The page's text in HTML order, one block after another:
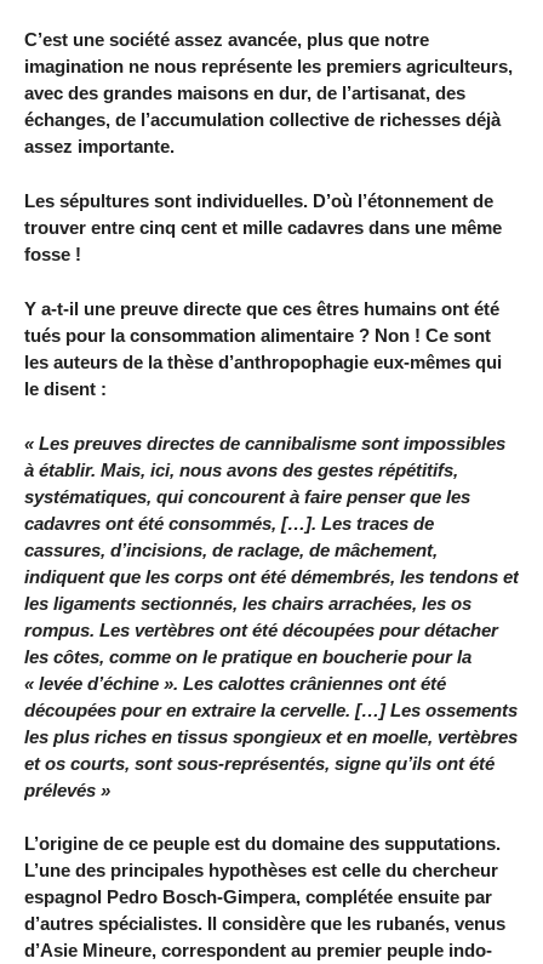
C’est une société assez avancée, plus que notre
imagination ne nous représente les premiers agriculteurs,
avec des grandes maisons en dur, de l’artisanat, des
échanges, de l’accumulation collective de richesses déjà
assez importante.
Les sépultures sont individuelles. D’où l’étonnement de
trouver entre cinq cent et mille cadavres dans une même
fosse !
Y a-t-il une preuve directe que ces êtres humains ont été
tués pour la consommation alimentaire ? Non ! Ce sont
les auteurs de la thèse d’anthropophagie eux-mêmes qui
le disent :
« Les preuves directes de cannibalisme sont impossibles
à établir. Mais, ici, nous avons des gestes répétitifs,
systématiques, qui concourent à faire penser que les
cadavres ont été consommés, […]. Les traces de
cassures, d’incisions, de raclage, de mâchement,
indiquent que les corps ont été démembrés, les tendons et
les ligaments sectionnés, les chairs arrachées, les os
rompus. Les vertèbres ont été découpées pour détacher
les côtes, comme on le pratique en boucherie pour la
« levée d’échine ». Les calottes crâniennes ont été
découpées pour en extraire la cervelle. […] Les ossements
les plus riches en tissus spongieux et en moelle, vertèbres
et os courts, sont sous-représentés, signe qu’ils ont été
prélevés »
L’origine de ce peuple est du domaine des supputations.
L’une des principales hypothèses est celle du chercheur
espagnol Pedro Bosch-Gimpera, complétée ensuite par
d’autres spécialistes. Il considère que les rubanés, venus
d’Asie Mineure, correspondent au premier peuple indo-